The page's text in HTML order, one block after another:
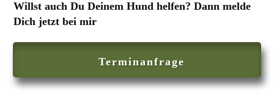
Willst auch Du Deinem Hund helfen? Dann melde
Dich jetzt bei mir
Terminanfrage